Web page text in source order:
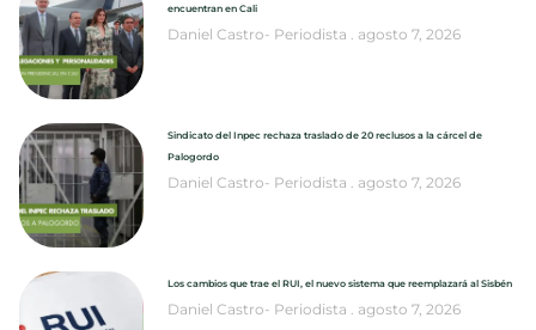
encuentran en Cali
Daniel Castro- Periodista agosto 7, 2026
Sindicato del Inpec rechaza traslado de 20 reclusos a la cárcel de
Palogordo
Daniel Castro- Periodista agosto 7, 2026
Los cambios que trae el RUI, el nuevo sistema que reemplazará al Sisbén
Daniel Castro- Periodista agosto 7, 2026